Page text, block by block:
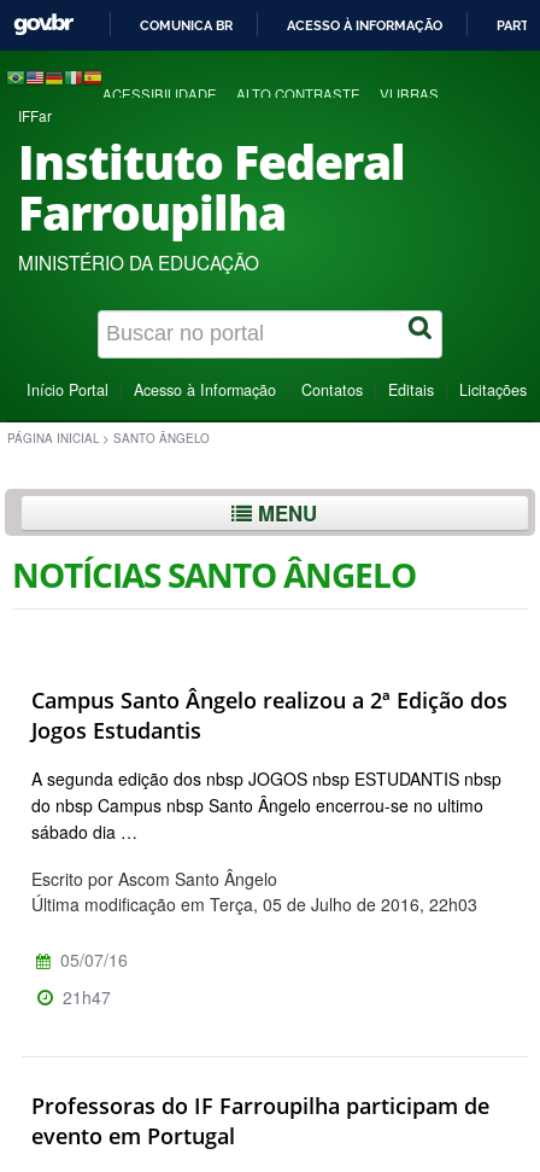
COMUNICA BR ACESSO À INFORMAÇÃO
ACESSIBILIDADE ALTO CONTRASTE VLIBRAS
IFFar
Instituto Federal
Farroupilha
MINISTÉRIO DA EDUCAÇÃO
Início Portal Acesso à Informação Contatos Editais Licitações
PÁGINA INICIAL > SANTO ÂNGELO
MENU
NOTÍCIAS SANTO ÂNGELO
Campus Santo Ângelo realizou a 2ª Edição dos
Jogos Estudantis
A segunda edição dos nbsp JOGOS nbsp ESTUDANTIS nbsp
do nbsp Campus nbsp Santo Ângelo encerrou-se no ultimo
sábado dia …
Escrito por Ascom Santo Ângelo
Última modificação em Terça, 05 de Julho de 2016, 22h03
05/07/16
21h47
Professoras do IF Farroupilha participam de
evento em Portugal